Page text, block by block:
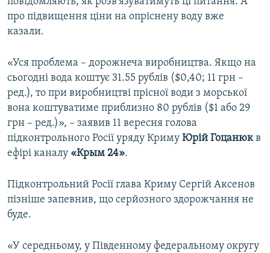
про підвищення ціни на опріснену воду вже
казали.
«Уся проблема – дорожнеча виробництва. Якщо на
сьогодні вода коштує 31.55 рублів ($0,40; 11 грн –
ред.), то при виробництві прісної води з морської
вона коштуватиме приблизно 80 рублів ($1 або 29
грн – ред.)», – заявив 11 вересня голова
підконтрольного Росії уряду Криму Юрій Гоцанюкв
ефірі каналу «Крым 24».
Підконтрольний Росії глава Криму Сергій Аксенов
пізніше запевнив, що серйозного здорожчання не
буде.
«У середньому, у Південному федеральному округу